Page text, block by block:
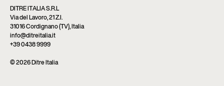
DITRE ITALIA S.R.L
Via del Lavoro, 21 Z.I.
31016 Cordignano (TV), Italia
info@ditreitalia.it
+39 0438 9999
© 2026 Ditre Italia